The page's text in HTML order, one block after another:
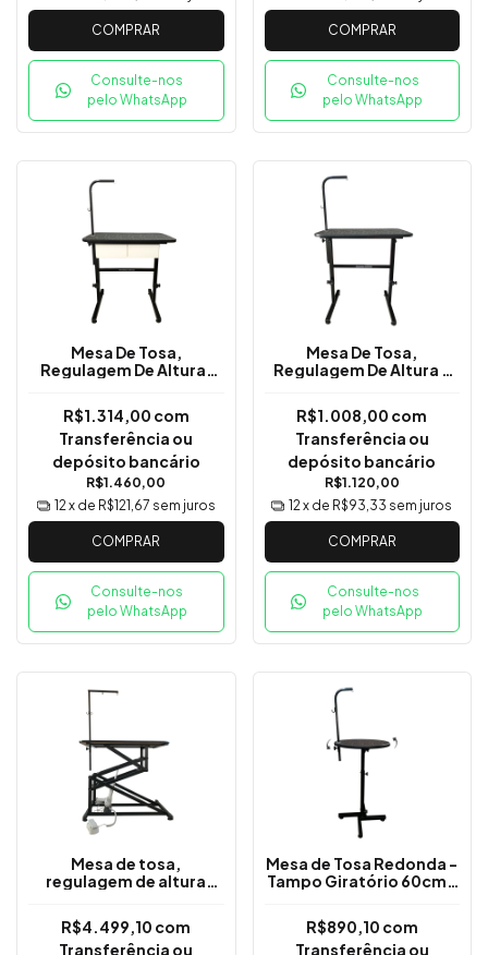
COMPRAR
Consulte-nos
pelo WhatsApp
COMPRAR
Consulte-nos
pelo WhatsApp
Mesa De Tosa,
Regulagem De Altura,
Girafa - 90x60cm
R$1.460,00
R$1.314,00 com
Transferência ou
depósito bancário
12x de R$121,67 sem juros
COMPRAR
Consulte-nos
pelo WhatsApp
Mesa De Tosa,
Regulagem De Altura E
R$1.120,00
R$1.008,00 com
Transferência ou
depósito bancário
12x de R$93,33 sem juros
COMPRAR
Consulte-nos
pelo WhatsApp
Mesa de tosa,
regulagem de altura
R$4.499,10 com
Transferência ou
Mesa de Tosa Redonda -
Tampo Giratório 60cm -
R$890,10 com
Transferência ou